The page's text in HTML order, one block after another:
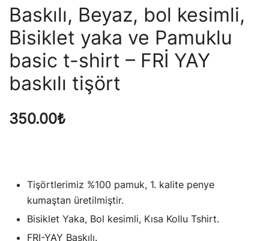
Baskılı, Beyaz, bol kesimli,
Bisiklet yaka ve Pamuklu
basic t-shirt – FRİ YAY
baskılı tişört
350.00₺
Tişörtlerimiz %100 pamuk, 1. kalite penye
kumaştan üretilmiştir.
Bisiklet Yaka, Bol kesimli, Kısa Kollu Tshirt.
FRI-YAY Baskılı.